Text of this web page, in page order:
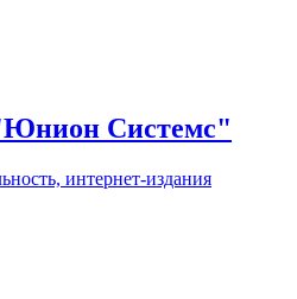
Системс"
интернет-издания